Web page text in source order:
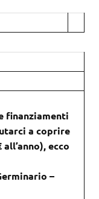
finanziamenti
a coprire
ecco
–